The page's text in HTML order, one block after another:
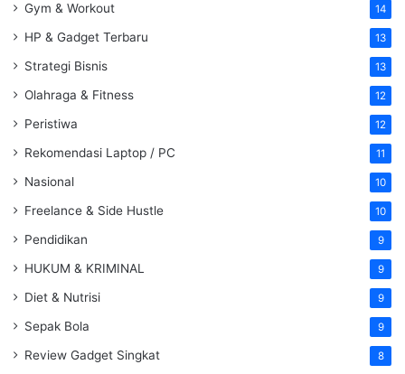
Gym & Workout 14
HP & Gadget Terbaru 13
Strategi Bisnis 13
Olahraga & Fitness 12
Peristiwa 12
Rekomendasi Laptop / PC 11
Nasional 10
Freelance & Side Hustle 10
Pendidikan 9
HUKUM & KRIMINAL 9
Diet & Nutrisi 9
Sepak Bola 9
Review Gadget Singkat 8